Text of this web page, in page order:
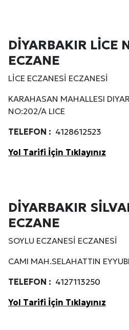
DİYARBAKIR LİCE
ECZANE
LİCE ECZANESİ ECZANESİ
KARAHASAN MAHALLESI
NO:202/A LICE
TELEFON : 4128612523
Yol Tarifi İçin Tıklayınız
DİYARBAKIR
ECZANE
SOYLU ECZANESİ ECZANESİ
CAMI MAH.SELAHATTIN
TELEFON : 4127113250
Yol Tarifi İçin Tıklayınız